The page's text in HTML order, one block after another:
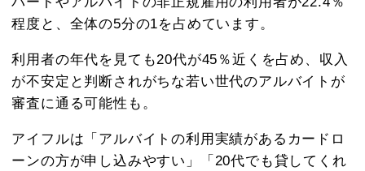
程度と、全体の5分の1を占めています。
利用者の年代を見ても20代が45％近くを占め、収入
が不安定と判断されがちな若い世代のアルバイトが
審査に通る可能性も。
アイフルは「アルバイトの利用実績があるカードロ
ーンの方が申し込みやすい」「20代でも貸してくれ